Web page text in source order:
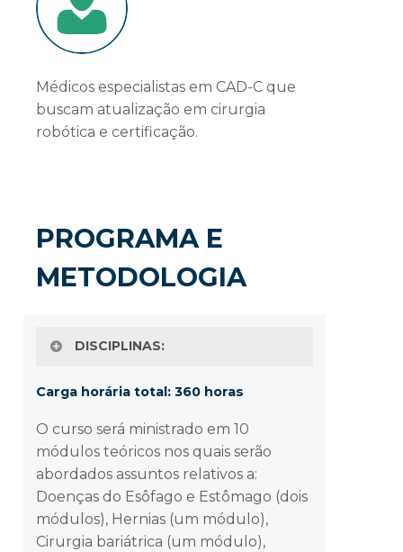
Médicos especialistas em CAD-C que
buscam atualização em cirurgia
robótica e certificação.
PROGRAMA E
METODOLOGIA
DISCIPLINAS:
30h
Coloproctologia
80h
Carga horária total: 360 horas
O curso será ministrado em 10
módulos teóricos nos quais serão
abordados assuntos relativos a:
Doenças do Esôfago e Estômago (dois
módulos), Hernias (um módulo),
Cirurgia bariátrica (um módulo),